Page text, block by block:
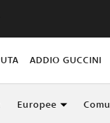
ADDIO GUCCINI
Europee